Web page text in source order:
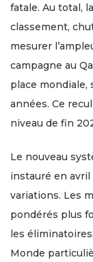
fatale. Au total,
classement,
mesurer
campagne au
place
années. Ce
niveau de fin
Le nouveau
instauré en
variations. Les
pondérés plus
les
Monde